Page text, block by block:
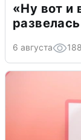
«Ну вот и
6 августа 188